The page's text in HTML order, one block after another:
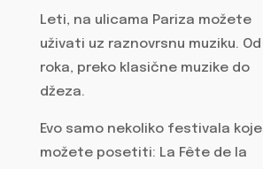
Leti, na ulicama Pariza možete
uživati uz raznovrsnu muziku. Od
roka, preko klasične muzike do
džeza.
Evo samo nekoliko festivala koje
možete posetiti: La Fête de la